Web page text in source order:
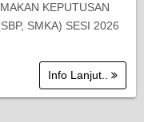
KEPUTUSAN
SMKA) SESI 2026
Info Lanjut..